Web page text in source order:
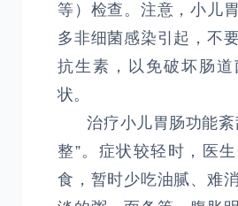
等）检查。注意，小儿
多非细菌感染引起，不
抗生素，以免破坏肠
状。
治疗小儿胃肠功能紊
整”。症状较轻时，医
食，暂时少吃油腻、难